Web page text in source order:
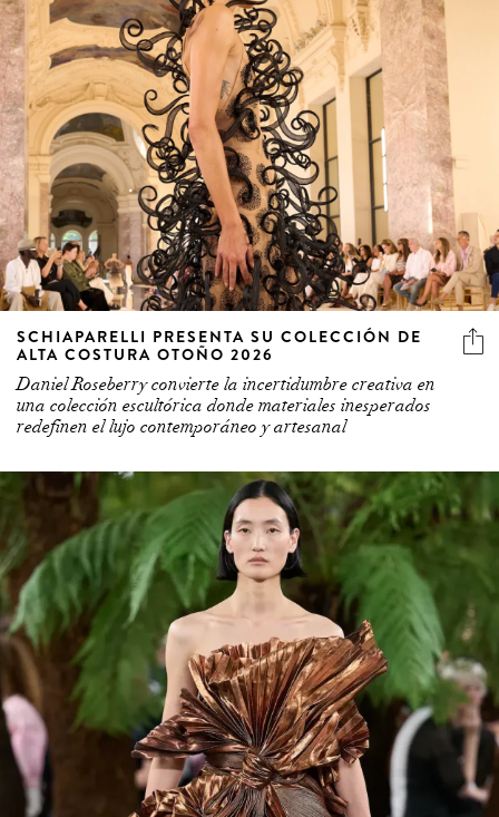
SCHIAPARELLI PRESENTA SU COLECCIÓN DE
ALTA COSTURA OTOÑO 2026
Daniel Roseberry convierte la incertidumbre creativa en
una colección escultórica donde materiales inesperados
redefinen el lujo contemporáneo y artesanal